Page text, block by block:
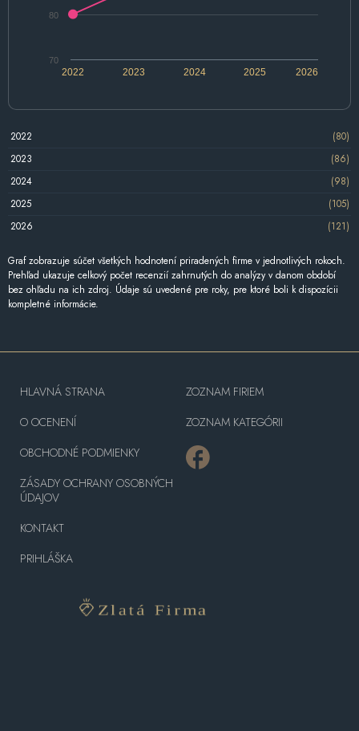
2022 2024 2026
2023 2025
70
80
2022
(80)
2023
(86)
2024
(98)
2025
(105)
2026
(121)
Graf zobrazuje súčet všetkých hodnotení priradených firme v jednotlivých rokoch.
Prehľad ukazuje celkový počet recenzií zahrnutých do analýzy v danom období
bez ohľadu na ich zdroj. Údaje sú uvedené pre roky, pre ktoré boli k dispozícii
kompletné informácie.
HLAVNÁ STRANA
O OCENENÍ
OBCHODNÉ PODMIENKY
ZÁSADY OCHRANY OSOBNÝCH
ÚDAJOV
KONTAKT
PRIHLÁŠKA
ZOZNAM FIRIEM
ZOZNAM KATEGÓRII